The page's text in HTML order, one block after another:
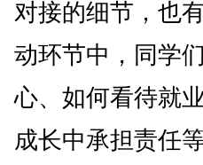
对接的细节，也
动环节中，同学
心、如何看待就
成长中承担责任